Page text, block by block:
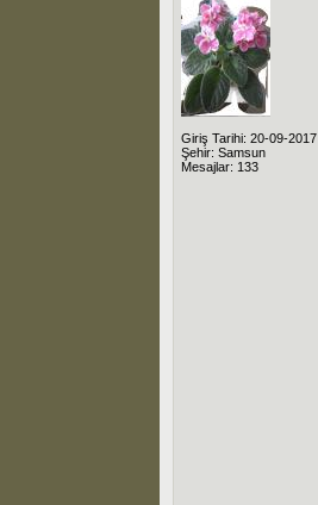
Giriş Tarihi: 20-09-2017
Şehir: Samsun
Mesajlar: 133